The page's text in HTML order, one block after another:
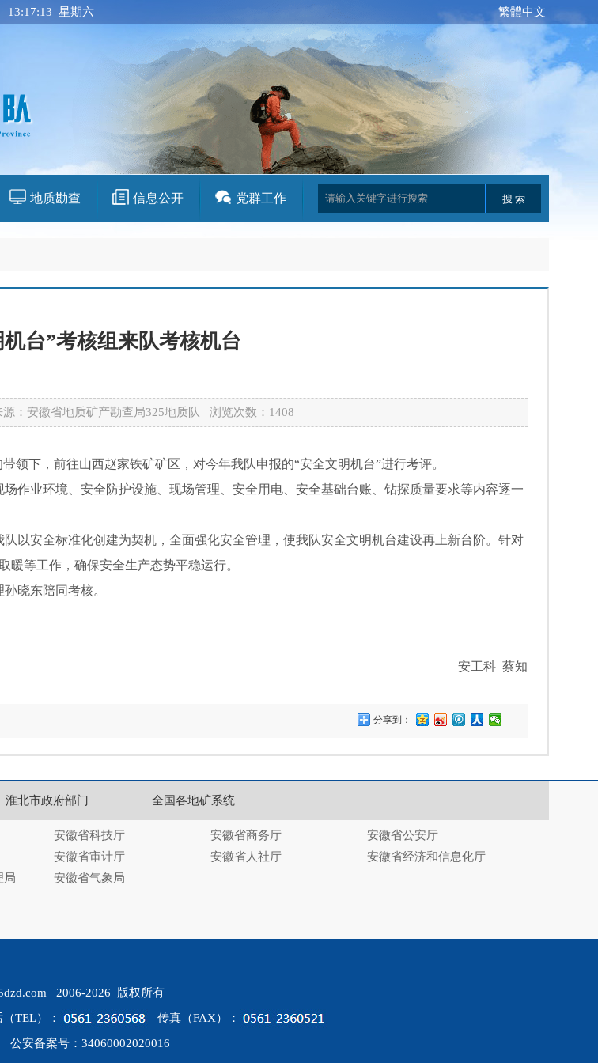
13:17:13 星期六 繁體中文
地质勘查 信息公开 党群工作
台”考核组来队考核机台
：安徽省地质矿产勘查局325地质队 浏览次数： 1408
下，前往山西赵家铁矿矿区，对今年我队申报的“安全文明机台”进行考评。
业环境、安全防护设施、现场管理、安全用电、安全基础台账、钻探质量要求等内容逐一
安全标准化创建为契机，全面强化安全管理，使我队安全文明机台建设再上新台阶。针对
等工作，确保安全生产态势平稳运行。
晓东陪同考核。
安工科 蔡知
分享到：
淮北市政府部门 全国各地矿系统
安徽省科技厅 安徽省商务厅
安徽省公安厅
安徽省审计厅 安徽省人社厅
安徽省经济和信息化厅
局 安徽省气象局
2006-2026 版权所有
TEL）：
传真（FAX）：
公安备案号：34060002020016